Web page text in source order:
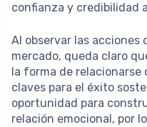
confianza y credibilidad
Al observar las acciones
mercado, queda claro
la forma de
claves para el éxito
oportunidad para
relación emocional, por